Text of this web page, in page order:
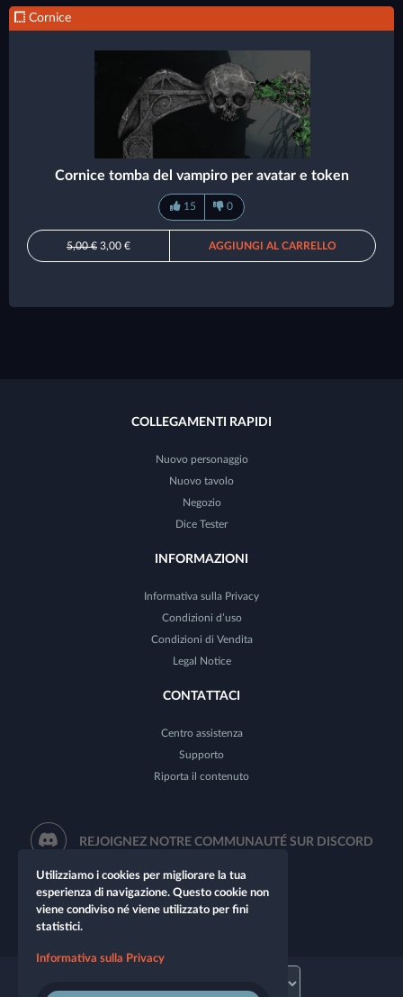
Cornice
Cornice tomba del vampiro per avatar e token
15 0
5,00 € 3,00 € AGGIUNGI AL CARRELLO
COLLEGAMENTI RAPIDI
Nuovo personaggio
Nuovo tavolo
Negozio
Dice Tester
INFORMAZIONI
Informativa sulla Privacy
Condizioni d’uso
Condizioni di Vendita
Legal Notice
CONTATTACI
Centro assistenza
Supporto
Riporta il contenuto
REJOIGNEZ NOTRE COMMUNAUTÉ SUR DISCORD
Utilizziamo i cookies per migliorare la tua
esperienza di navigazione. Questo cookie non
viene condiviso né viene utilizzato per fini
statistici.
Informativa sulla Privacy